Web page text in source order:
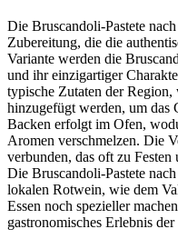
Die Bruscandoli-Pastete
Zubereitung, die die
Variante werden die
und ihr einzigartiger
typische Zutaten der
hinzugefügt werden, um das
Backen erfolgt im Ofen,
Aromen verschmelzen. Die
verbunden, das oft zu
Die Bruscandoli-Pastete
lokalen Rotwein, wie dem
Essen noch spezieller
gastronomisches Erlebnis